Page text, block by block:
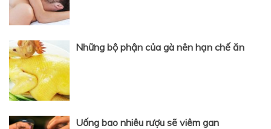
Những bộ phận của gà nên hạn chế ăn
Uống bao nhiêu rượu sẽ viêm gan